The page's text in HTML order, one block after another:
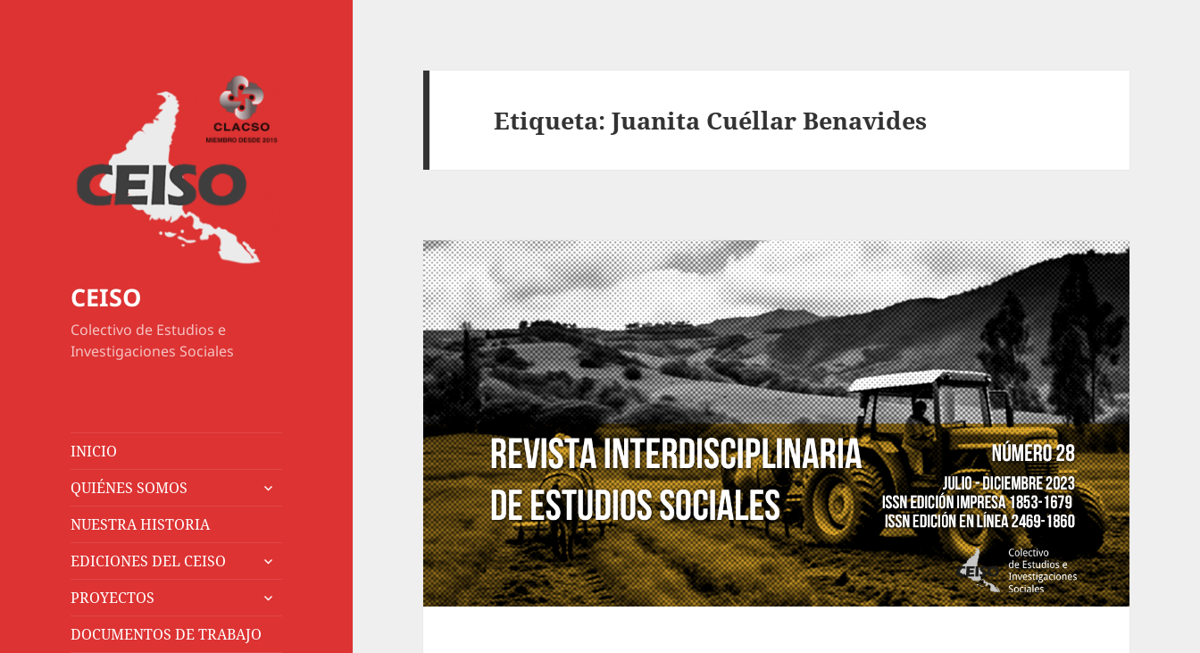
CEISO
Colectivo de Estudios e
Investigaciones Sociales
INICIO
QUIÉNES SOMOS
expande
NUESTRA HISTORIA
EDICIONES DEL CEISO
expande
menú
PROYECTOS
expande
menú
DOCUMENTOS DE TRABAJO
Etiqueta:Juanita Cuéllar Benavides